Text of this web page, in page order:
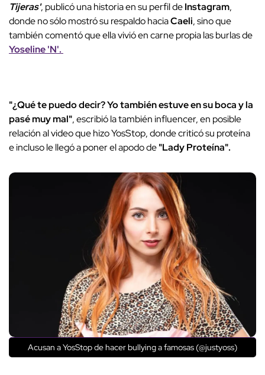
Tijeras', publicó una historia en su perfil deInstagram,
donde no sólo mostró su respaldo haciaCaeli, sino que
también comentó que ella vivió en carne propia las burlas de
Yoseline 'N'.
"¿Qué te puedo decir? Yo también estuve en su boca y la
pasé muy mal", escribió la también influencer, en posible
relación al video que hizo YosStop, donde criticó su proteína
e incluso le llegó a poner el apodo de"Lady Proteína".
Acusan a YosStop de hacer bullying a famosas (@justyoss)